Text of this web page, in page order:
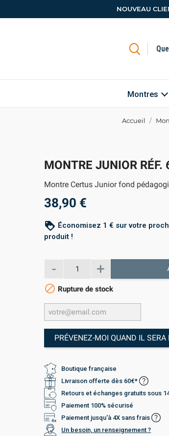
NOUVEAU
Montres
Accueil
MONTRE JUNIOR RÉF.
Montre Certus Junior fond
38,90 €
loyalty Économisez 1 € sur votre
produit !
 Rupture de stock
PRÉVENEZ-MOI QUAND IL SERA
Boutique française
Livraison offerte dès 60€*
Retours et échanges gratuits sous
Paiement 100% sécurisé
Paiement jusqu'à 4X sans frais
Un besoin, un renseignement ?